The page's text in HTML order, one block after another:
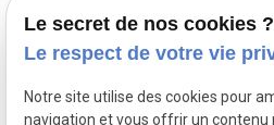
NOUS JOINDRE
Le secret de nos cookies ?
Le respect de votre vie
Notre site utilise des cookies pour
navigation et vous offrir un contenu